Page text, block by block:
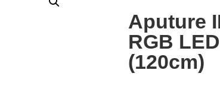
Aputure
RGB
(120cm)